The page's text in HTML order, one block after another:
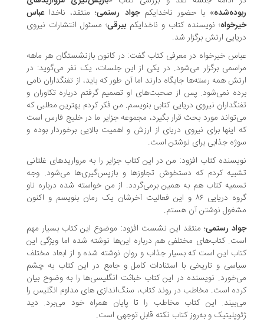
» با حضور ناخدایکمجواد رستمی ؛ منتقد، ناخدا عباس
؛ نویسنده کتاب و ناخدایکمبیرقی ؛ مسئول انتشارات نیروی
ارتش برگزار شد.
خیرخواه در معرفی کتاب گفت: در کانون بازنشستگان هر ماهه
برگزار می‌شود. در یکی از این جلسات، یک نفر می‌گوید: در
همه رسته‌ها جایگاه دارند اما آن طور که باید، از تفنگداران نامی
نمی‌شود. پس از صحبت‌های او تصمیم گرفتم درباره تکاوران و
نیروی دریایی کتابی بنویسم. من فکر کردم بهترین مطلبی که
مورد بحث قرار بگیرد، مجموعه جزایر ما در خلیج فارس است
اینها برای نیروی دریای از ارزش و اهمیت بالایی برخوردار بوده و
جذابی برای نوشتن است.
کتاب افزود: من در این کتاب جزایر را به مرواریدهای غلتانی
کردم که دستخوش تجاوزها و بازپس‌گیری‌ها می‌شود. وجه
کتاب هم به همین برمی‌گردد. از من خواسته شده درباره ناو
گروه دریایی ۸۶ و این فعالیت آخرشان یک رمان بنویسم و اکنون
نوشتن آن هستم.
رستمی ؛ منتقد این نشست افزود: موضوع این کتاب بسیار مهم
کتاب‌های مختلفی هم درباره این‌ها نوشته شده اما ویژگی این
این است که بسیار جذاب و روان نوشته شده و از ابعاد مختلف
و تاریخی با استنادات کامل و جامع در این کتاب به چشم
نویسنده در این کتاب خباثت انگلیسی‌ها را به وضوح بیان
است. مخاطب در روند کتاب، سنگ‌اندازی های مداوم انگلیس را
این کتاب مخاطب را تا پایان همراه خود می‌برد. دید
و به‌روز کتاب نکته قابل توجهی است.